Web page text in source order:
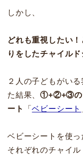
しかし、
どれも重視したい
りをしたチャイル
２人の子どもがい
た結果、①+②+③の
ート
「ベビーシート
ベビーシートを使
それぞれのチャイ